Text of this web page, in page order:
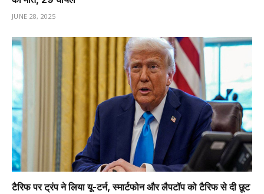
JUNE 28, 2025
टैरिफ पर ट्रंप ने लिया यू-टर्न, स्मार्टफोन और लैपटॉप को टैरिफ से दी छूट